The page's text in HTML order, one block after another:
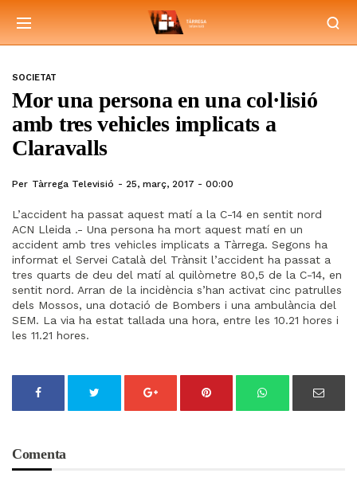
SOCIETAT
Mor una persona en una col·lisió
amb tres vehicles implicats a
Claravalls
Per Tàrrega Televisió 25, març, 2017 - 00:00
L’accident ha passat aquest matí a la C-14 en sentit nord
ACN Lleida .- Una persona ha mort aquest matí en un
accident amb tres vehicles implicats a Tàrrega. Segons ha
informat el Servei Català del Trànsit l’accident ha passat a
tres quarts de deu del matí al quilòmetre 80,5 de la C-14, en
sentit nord. Arran de la incidència s’han activat cinc patrulles
dels Mossos, una dotació de Bombers i una ambulància del
SEM. La via ha estat tallada una hora, entre les 10.21 hores i
les 11.21 hores.
Comenta